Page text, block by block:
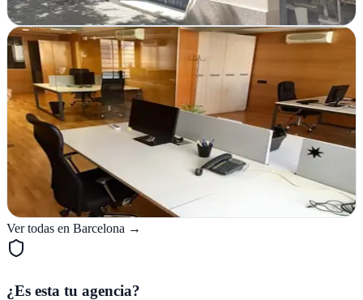
Ver fichacompleta
Instint.net: Consultoria i estratègia digital
Igualada, Barcelona
Desde Igualada, Instint.net impulsa tu presencia online con
soluciones integrales: e-commerce, hosting, diseño gráfico y
estrategia digital personalizada…
Ver ficha
completa
Ver todas en Barcelona →
¿Es esta tu agencia?